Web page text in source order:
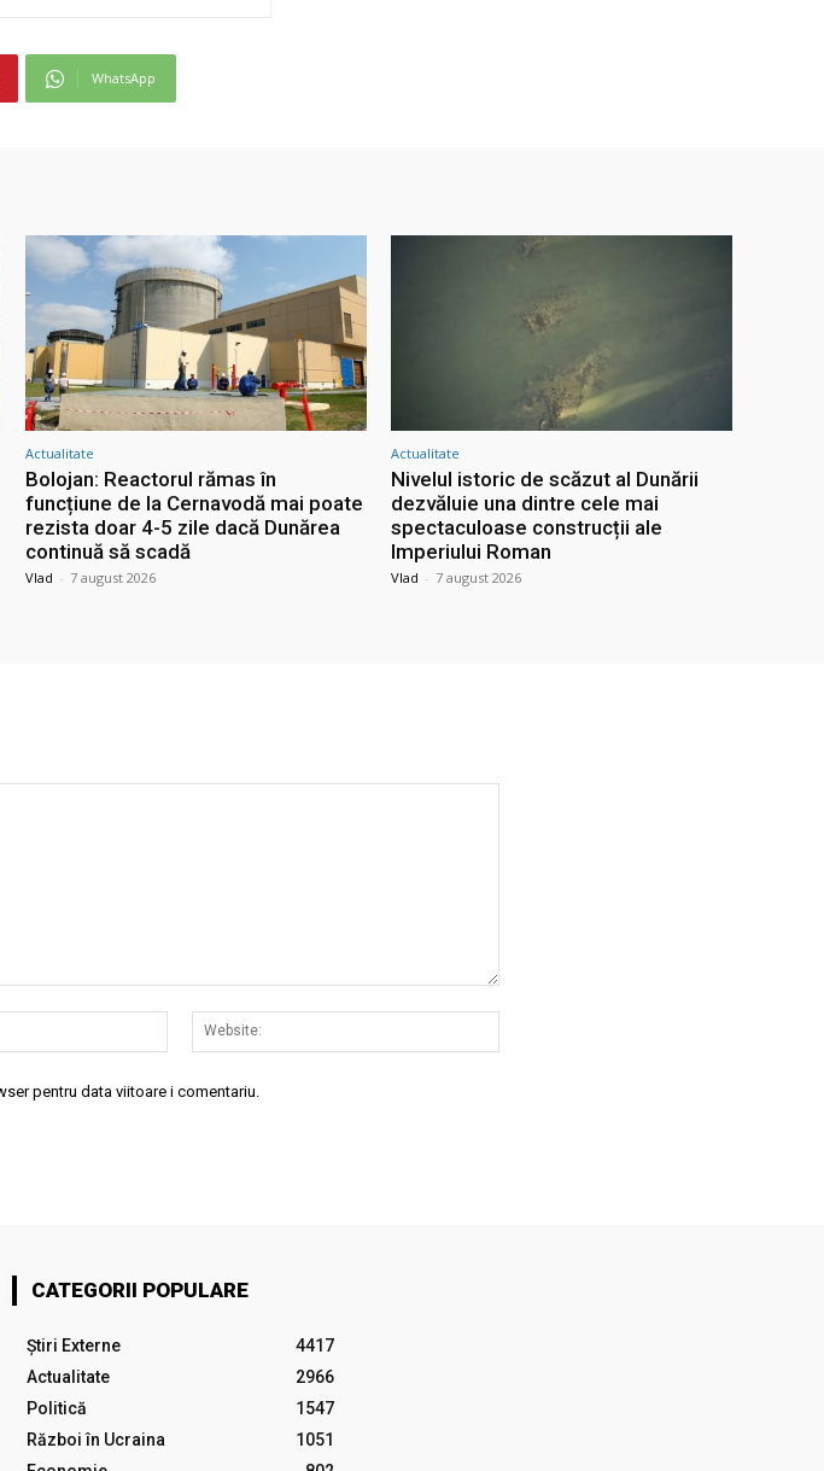
WhatsApp
Actualitate
Bolojan: Reactorul rămas în
funcțiune de la Cernavodă mai poate
rezista doar 4-5 zile dacă Dunărea
continuă să scadă
Vlad - 7 august 2026
Actualitate
Nivelul istoric de scăzut al Dunării
dezvăluie una dintre cele mai
spectaculoase construcții ale
Imperiului Roman
Vlad - 7 august 2026
Email:*
pentru data viitoare i comentariu.
CATEGORII POPULARE
Știri Externe
4417
Actualitate
2966
Politică
1547
Război în Ucraina
1051